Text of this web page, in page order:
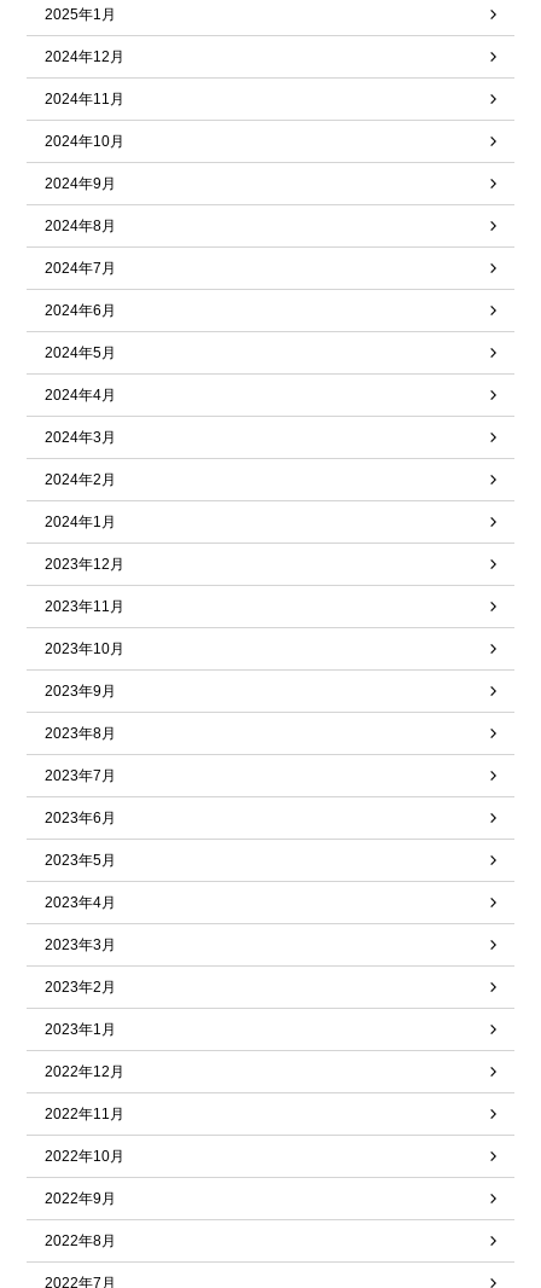
2025年1月
2024年12月
2024年11月
2024年10月
2024年9月
2024年8月
2024年7月
2024年6月
2024年5月
2024年4月
2024年3月
2024年2月
2024年1月
2023年12月
2023年11月
2023年10月
2023年9月
2023年8月
2023年7月
2023年6月
2023年5月
2023年4月
2023年3月
2023年2月
2023年1月
2022年12月
2022年11月
2022年10月
2022年9月
2022年8月
2022年7月